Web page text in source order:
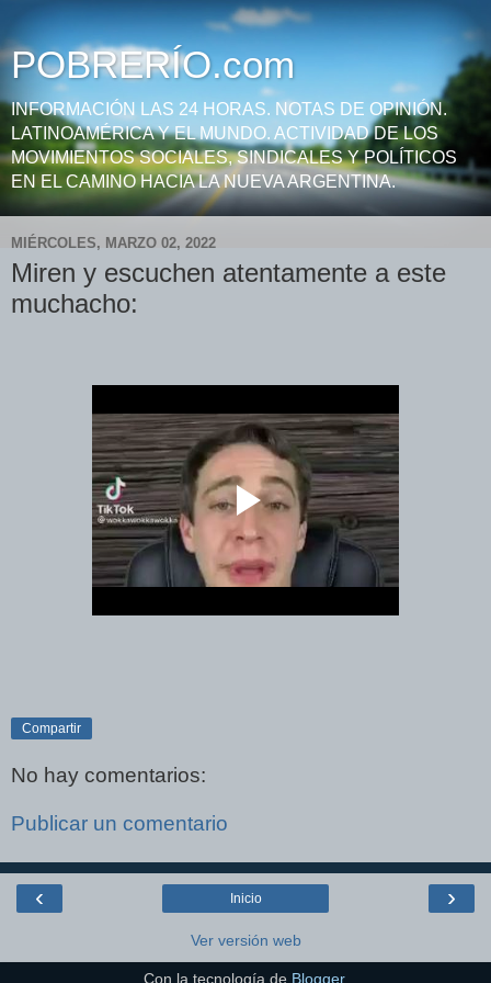
POBRERÍO.com
INFORMACIÓN LAS 24 HORAS. NOTAS DE OPINIÓN.
LATINOAMÉRICA Y EL MUNDO. ACTIVIDAD DE LOS
MOVIMIENTOS SOCIALES, SINDICALES Y POLÍTICOS
EN EL CAMINO HACIA LA NUEVA ARGENTINA.
MIÉRCOLES, MARZO 02, 2022
Miren y escuchen atentamente a este
muchacho:
Compartir
No hay comentarios:
Publicar un comentario
‹ ›
Inicio
Ver versión web
Con la tecnología de Blogger.